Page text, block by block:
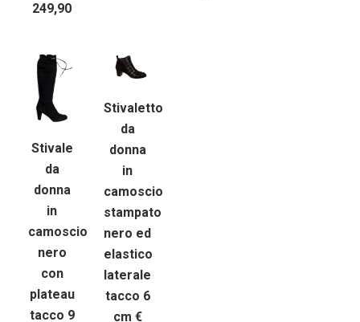
249,90
Stivale
da
donna
in
camoscio
nero
con
plateau
tacco 9
Stivaletto
da
donna
in
camoscio
stampato
nero ed
elastico
laterale
tacco 6
cm €